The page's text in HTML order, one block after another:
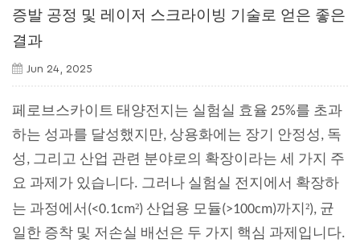
증발 공정 및 레이저 스크라이빙 기술로 얻은 좋은
결과
Jun 24, 2025
페로브스카이트 태양전지는 실험실 효율 25%를 초과
하는 성과를 달성했지만, 상용화에는 장기 안정성, 독
성, 그리고 산업 관련 분야로의 확장이라는 세 가지 주
요 과제가 있습니다. 그러나 실험실 전지에서 확장하
는 과정에서(<0.1cm²) 산업용 모듈(>100cm)까지 ²), 균
일한 증착 및 저손실 배선은 두 가지 핵심 과제입니다.